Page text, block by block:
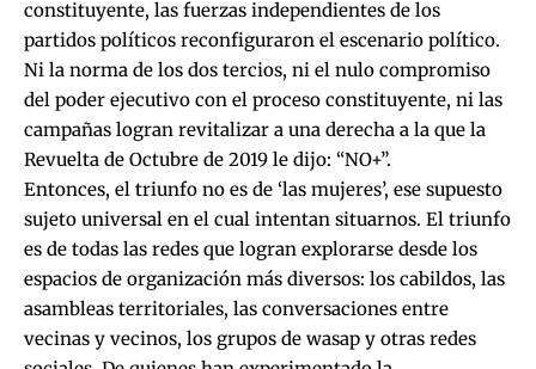
constituyente, las fuerzas independientes de los
partidos políticos reconfiguraron el escenario político.
Ni la norma de los dos tercios, ni el nulo compromiso
del poder ejecutivo con el proceso constituyente, ni las
campañas logran revitalizar a una derecha a la que la
Revuelta de Octubre de 2019 le dijo: “NO+”.
Entonces, el triunfo no es de ‘las mujeres’, ese supuesto
sujeto universal en el cual intentan situarnos. El triunfo
es de todas las redes que logran explorarse desde los
espacios de organización más diversos: los cabildos, las
asambleas territoriales, las conversaciones entre
vecinas y vecinos, los grupos de wasap y otras redes